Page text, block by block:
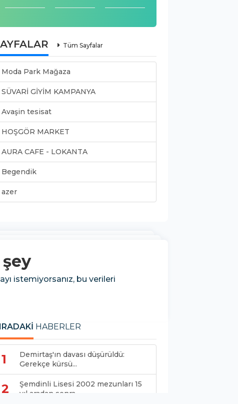
Tüm Sayfalar
Moda Park Mağaza
SÜVARİ GİYİM KAMPANYA
Avaşin tesisat
HOŞGÖR MARKET
AURA CAFE - LOKANTA
Begendik
azer
istemiyorsanız, bu verileri
HABERLER
1
Demirtaş'ın davası düşürüldü:
Gerekçe kürsü...
2
Şemdinli Lisesi 2002 mezunları 15
yıl aradan sonra...